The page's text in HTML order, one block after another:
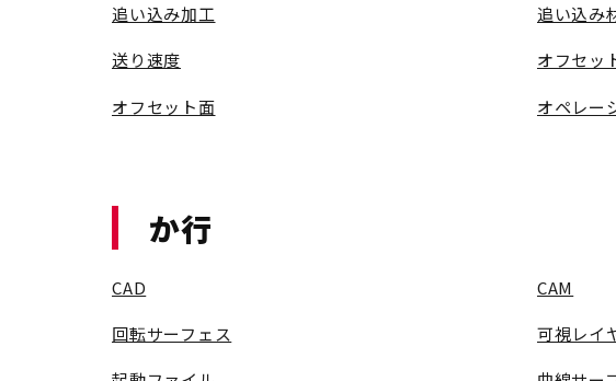
追い込み加工 追い込み
送り速度 オフセッ
オフセット面 オペレー
か行
CAD CAM
回転サーフェス 可視レイ